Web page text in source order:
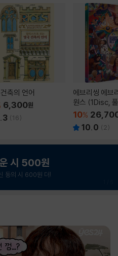
축의 언어
6,300원
(16)
에브리씽 에브
원스 (1Disc,
판) : 블루레이
10%
10.0 ( 2)
시 500원
동의 시 600원 더!